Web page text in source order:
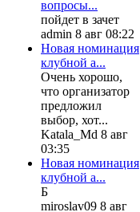
вопросы...
пойдет в зачет
admin 8 авг 08:22
Новая номинация
клубной а...
Очень хорошо,
что организатор
предложил
выбор, хот...
Katala_Md 8 авг
03:35
Новая номинация
клубной а...
Б
miroslav09 8 авг